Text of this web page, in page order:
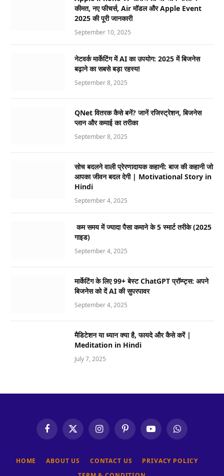
कीमत, नए फीचर्स, Air मॉडल और Apple Event
2025 की पूरी जानकारी
September 10, 2025
नेटवर्क मार्केटिंग में AI का उपयोग: 2025 में बिजनेस
बढ़ाने का सबसे बड़ा रहस्य!
September 8, 2025
QNet वितरक कैसे बनें? जानें रजिस्ट्रेशन, बिजनेस
प्लान और कमाई का तरीका
September 8, 2025
सोच बदलने वाली प्रेरणादायक कहानी: बाज की कहानी जो
आपका जीवन बदल देगी | Motivational Story in
Hindi
September 4, 2025
कम समय में ज्यादा पैसा कमाने के 5 स्मार्ट तरीके (2025
गाइड)
September 4, 2025
मार्केटिंग के लिए 99+ बेस्ट ChatGPT प्रॉम्प्ट्स: अपने
बिजनेस को दें AI की सुपरपावर
September 4, 2025
मैडिटेशन या ध्यान क्या है, फायदे और कैसे करें |
Meditation in Hindi
July 7, 2025
FacebookX
(Twitter)
InstagramPinterestYouTubeWhatsApp
HOME ABOUT US CONTACT US
PRIVACY POLICY